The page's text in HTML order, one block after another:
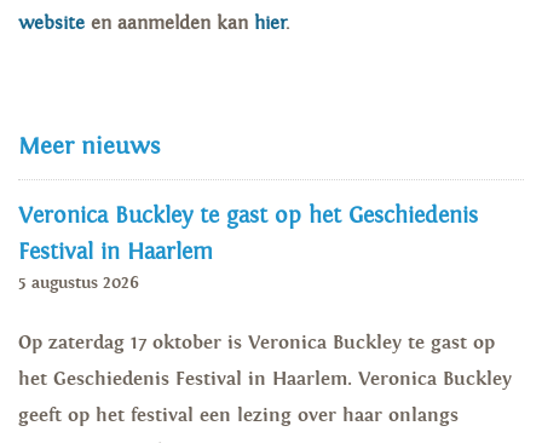
website en aanmelden kan hier.
Meer nieuws
Veronica Buckley te gast op het Geschiedenis
Festival in Haarlem
5 augustus 2026
Op zaterdag 17 oktober is Veronica Buckley te gast op
het Geschiedenis Festival in Haarlem. Veronica Buckley
geeft op het festival een lezing over haar onlangs